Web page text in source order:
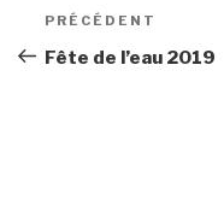
Navigation
de
Article
précédent
PRÉCÉDENT
Fête de l’eau 2019